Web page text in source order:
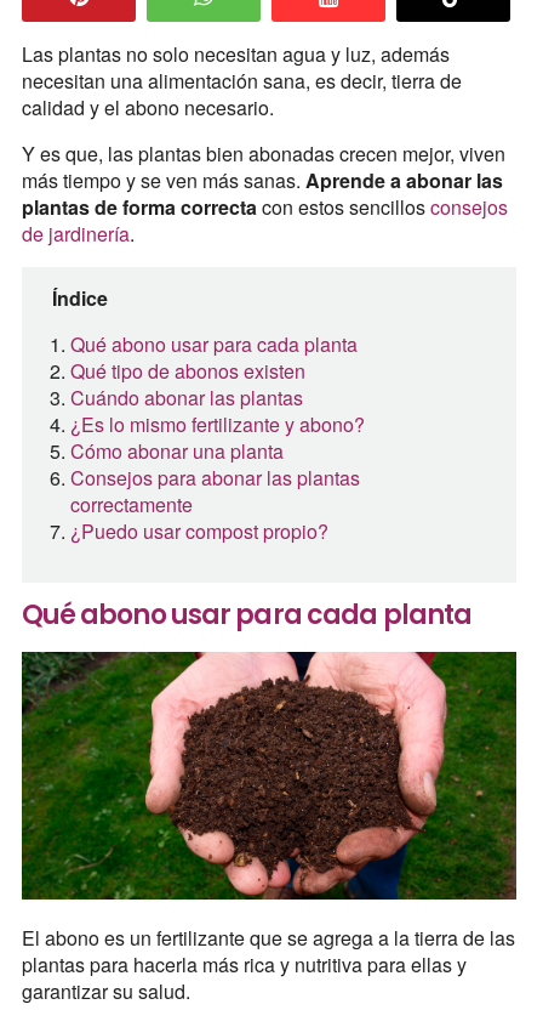
Las plantas no solo necesitan agua y luz, además
necesitan una alimentación sana, es decir, tierra de
calidad y el abono necesario.
Y es que, las plantas bien abonadas crecen mejor, viven
más tiempo y se ven más sanas. Aprende a abonar las
plantas de forma correctacon estos sencillosconsejos
de jardinería.
Índice
Qué abono usar para cada planta
Qué tipo de abonos existen
Cuándo abonar las plantas
¿Es lo mismo fertilizante y abono?
Cómo abonar una planta
Consejos para abonar las plantas
correctamente
¿Puedo usar compost propio?
Qué abono usar para cada planta
El abono es un fertilizante que se agrega a la tierra de las
plantas para hacerla más rica y nutritiva para ellas y
garantizar su salud.